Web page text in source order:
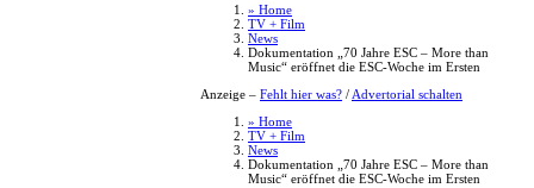
» Home
TV + Film
News
Dokumentation „70 Jahre ESC – More than
Music“ eröffnet die ESC-Woche im Ersten
Anzeige – Fehlt hier was? / Advertorial schalten
» Home
TV + Film
News
Dokumentation „70 Jahre ESC – More than
Music“ eröffnet die ESC-Woche im Ersten